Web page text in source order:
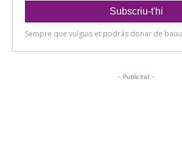
- Publicitat -